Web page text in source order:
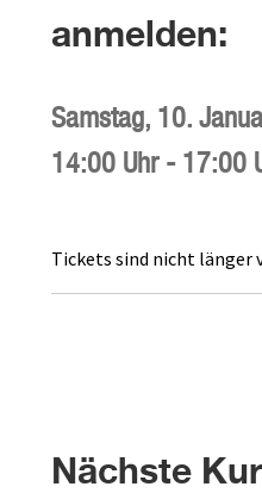
anmelden:
Samstag, 10.
14:00 Uhr- 17:00
Tickets sind nicht länger
Nächste